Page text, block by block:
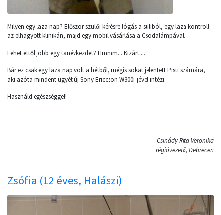
Milyen egy laza nap? Először szülői kérésre lógás a suliból, egy laza kontroll
az elhagyott klinikán, majd egy mobil vásárlása a Csodalámpával.
Lehet ettől jobb egy tanévkezdet? Hmmm... Kizárt....
Bár ez csak egy laza nap volt a hétből, mégis sokat jelentett Pisti számára,
aki azóta mindent ügyét új Sony Ericcson W300i-jével intézi.
Használd egészséggel!
Csinády Rita Veronika
régióvezető, Debrecen
Zsófia (12 éves, Halászi)